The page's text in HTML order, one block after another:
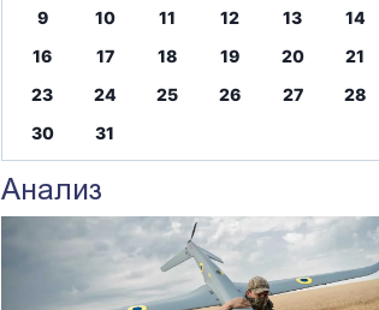
9
10 11 12 13 14
16
17 18 19 20 21
23
24 25 26 27 28
30
31
Анализ